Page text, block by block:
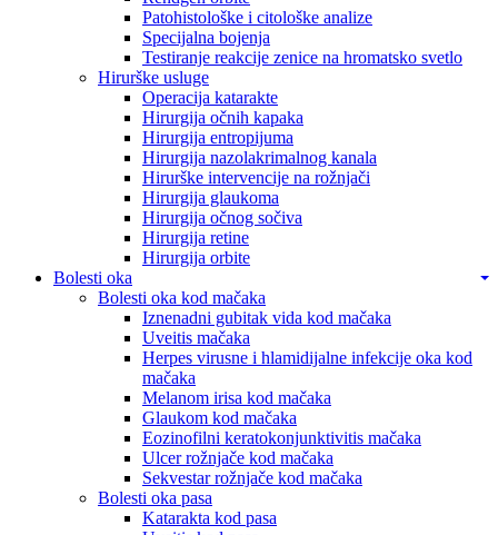
Patohistološke i citološke analize
Specijalna bojenja
Testiranje reakcije zenice na hromatsko svetlo
Hirurške usluge
Operacija katarakte
Hirurgija očnih kapaka
Hirurgija entropijuma
Hirurgija nazolakrimalnog kanala
Hirurške intervencije na rožnjači
Hirurgija glaukoma
Hirurgija očnog sočiva
Hirurgija retine
Hirurgija orbite
Bolesti oka
Bolesti oka kod mačaka
Iznenadni gubitak vida kod mačaka
Uveitis mačaka
Herpes virusne i hlamidijalne infekcije oka kod
mačaka
Melanom irisa kod mačaka
Glaukom kod mačaka
Eozinofilni keratokonjunktivitis mačaka
Ulcer rožnjače kod mačaka
Sekvestar rožnjače kod mačaka
Bolesti oka pasa
Katarakta kod pasa